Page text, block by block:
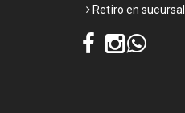
Retiro en sucursal